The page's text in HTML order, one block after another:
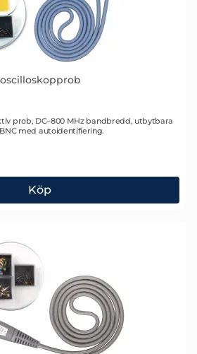
prob, DC–800 MHz bandbredd, utbytbara
med autoidentifiering.
Köp
Aktiv oscilloskopprob